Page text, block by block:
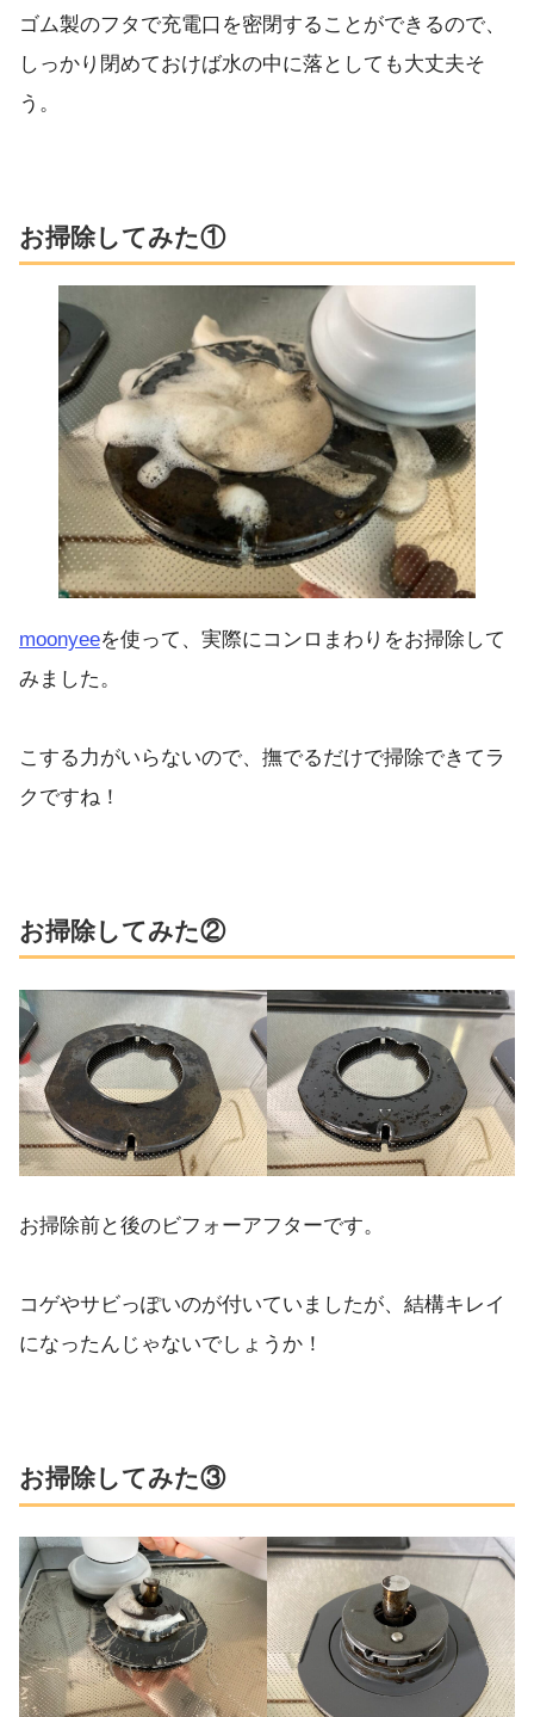
ゴム製のフタで充電口を密閉することができるので、
しっかり閉めておけば水の中に落としても大丈夫そ
う。
お掃除してみた①
moonyeeを使って、実際にコンロまわりをお掃除して
みました。
こする力がいらないので、撫でるだけで掃除できてラ
クですね！
お掃除してみた②
お掃除前と後のビフォーアフターです。
コゲやサビっぽいのが付いていましたが、結構キレイ
になったんじゃないでしょうか！
お掃除してみた③